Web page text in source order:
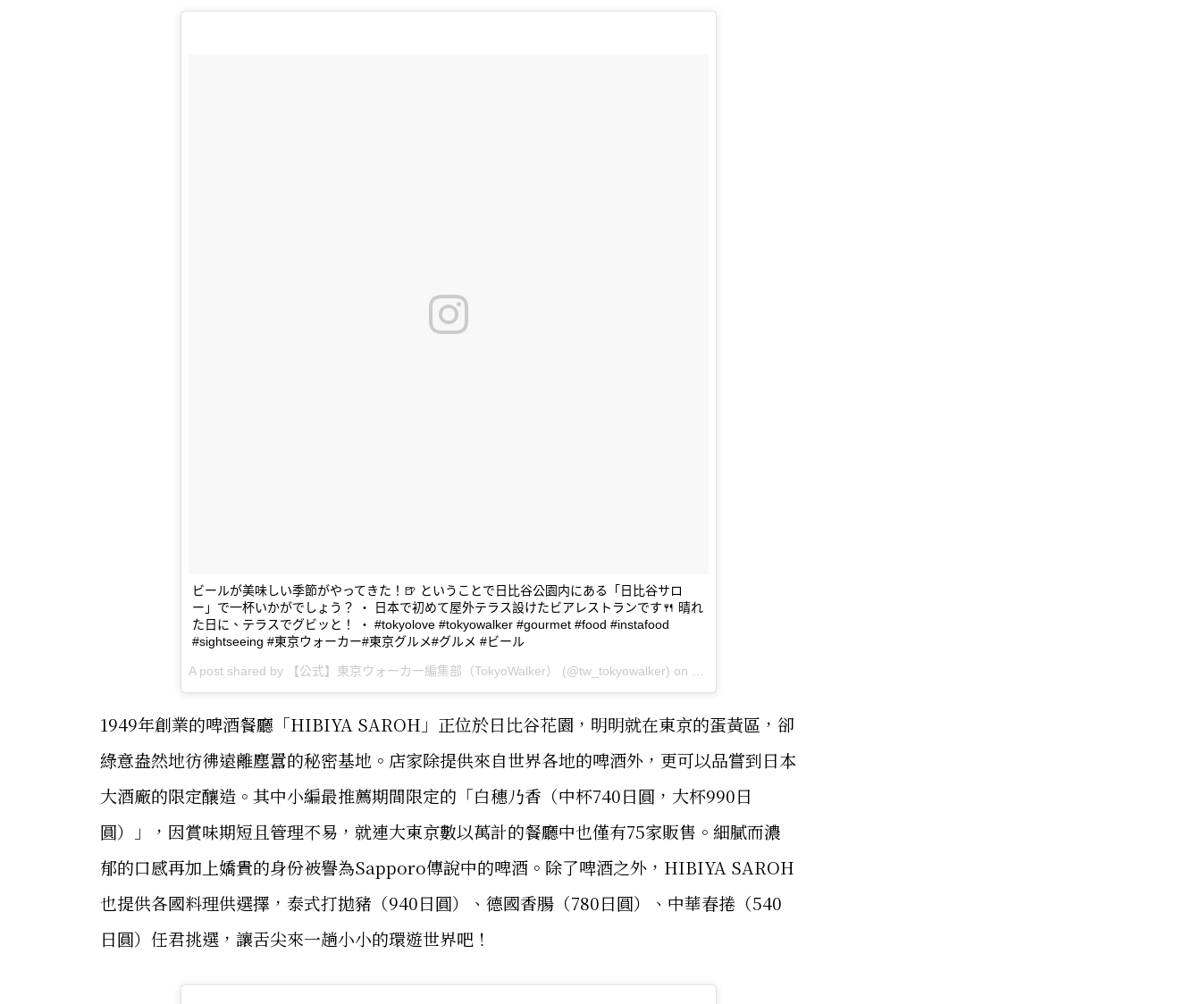
ビールが美味しい季節がやってきた！🍺 ということで日比谷公園内にある「日比谷サロ
ー」で一杯いかがでしょう？ ・ 日本で初めて屋外テラス設けたビアレストランです🍴 晴れ
た日に、テラスでグビッと！ ・ #tokyolove #tokyowalker #gourmet #food #instafood
#sightseeing #東京ウォーカー#東京グルメ#グルメ #ビール
A post shared by 【公式】東京ウォーカー編集部（TokyoWalker） (@tw_tokyowalker) on
1949年創業的啤酒餐廳「HIBIYA SAROH」正位於日比谷花園，明明就在東京的蛋黃區，卻
綠意盎然地彷彿遠離塵囂的秘密基地。店家除提供來自世界各地的啤酒外，更可以品嘗到日本
大酒廠的限定釀造。其中小編最推薦期間限定的「白穗乃香（中杯740日圓，大杯990日
圓）」，因賞味期短且管理不易，就連大東京數以萬計的餐廳中也僅有75家販售。細膩而濃
郁的口感再加上嬌貴的身份被譽為Sapporo傳說中的啤酒。除了啤酒之外，HIBIYA SAROH
也提供各國料理供選擇，泰式打拋豬（940日圓）、德國香腸（780日圓）、中華春捲（540
日圓）任君挑選，讓舌尖來一趟小小的環遊世界吧！